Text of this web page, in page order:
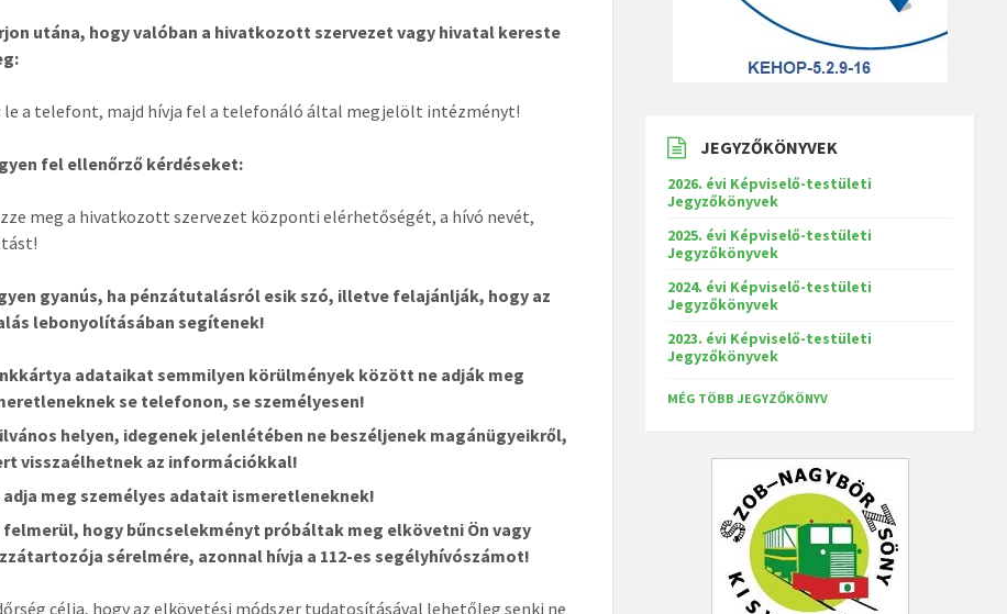
utána, hogy valóban a hivatkozott szervezet vagy hivatal kereste
le a telefont, majd hívja fel a telefonáló által megjelölt intézményt!
fel ellenőrző kérdéseket:
meg a hivatkozott szervezet központi elérhetőségét, a hívó nevét,
gyanús, ha pénzátutalásról esik szó, illetve felajánlják, hogy az
lebonyolításában segítenek!
adataikat semmilyen körülmények között ne adják meg
se telefonon, se személyesen!
helyen, idegenek jelenlétében ne beszéljenek magánügyeikről,
visszaélhetnek az információkkal!
adja meg személyes adatait ismeretleneknek!
felmerül, hogy bűncselekményt próbáltak meg elkövetni Ön vagy
sérelmére, azonnal hívja a 112-es segélyhívószámot!
célja, hogy az elkövetési módszer tudatosításával lehetőleg senki ne
JEGYZŐKÖNYVEK
2026. évi Képviselő-testületi
Jegyzőkönyvek
2025. évi Képviselő-testületi
Jegyzőkönyvek
2024. évi Képviselő-testületi
Jegyzőkönyvek
2023. évi Képviselő-testületi
Jegyzőkönyvek
MÉG TÖBB JEGYZŐKÖNYV